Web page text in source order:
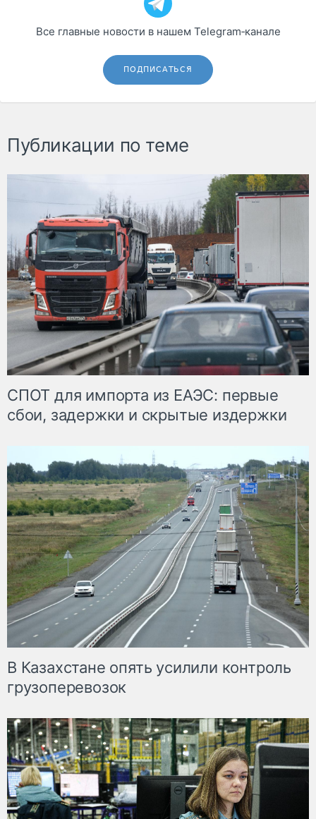
Все главные новости в нашем Telegram‑канале
ПОДПИСАТЬСЯ
Публикации по теме
СПОТ для импорта из ЕАЭС: первые
сбои, задержки и скрытые издержки
В Казахстане опять усилили контроль
грузоперевозок